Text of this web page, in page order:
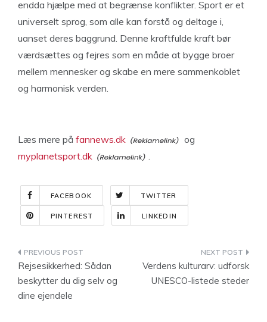
endda hjælpe med at begrænse konflikter. Sport er et
universelt sprog, som alle kan forstå og deltage i,
uanset deres baggrund. Denne kraftfulde kraft bør
værdsættes og fejres som en måde at bygge broer
mellem mennesker og skabe en mere sammenkoblet
og harmonisk verden.
Læs mere på fannews.dk
og
myplanetsport.dk
.
FACEBOOK TWITTER
PINTEREST LINKEDIN
Indlægsnavigation
Rejsesikkerhed: Sådan
beskytter du dig selv og
dine ejendele
Verdens kulturarv: udforsk
UNESCO-listede steder